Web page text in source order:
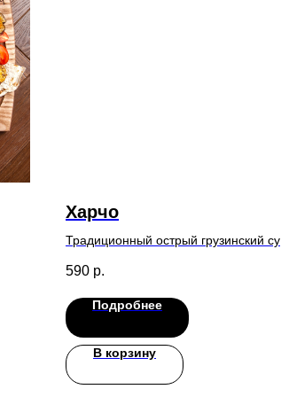
Харчо
Традиционный острый грузинский суп
томатной поджаркой и ароматными
грузинскими специями
590 р.
Подробнее
В корзину